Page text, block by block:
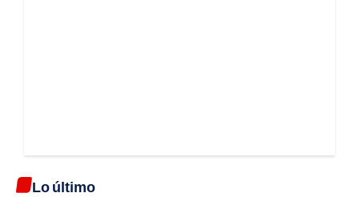
Lo último